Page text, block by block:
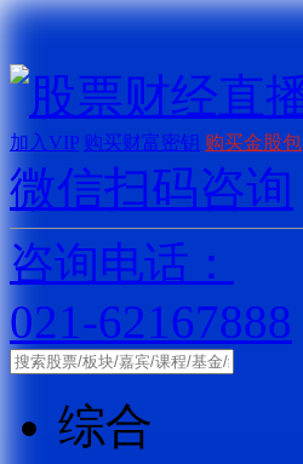
加入VIP 购买财富密钥 购买金股包
微信扫码咨询
咨询电话：
021-62167888
综合